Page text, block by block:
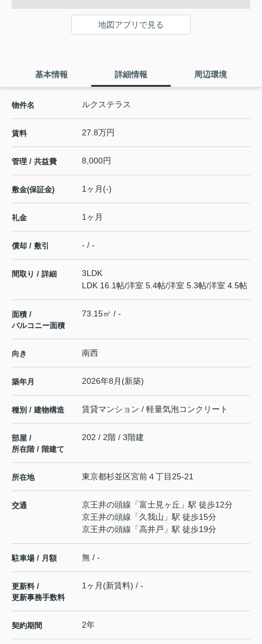
地図アプリで見る
基本情報 詳細情報 周辺環境
物件名 ルクステラス
賃料 27.8万円
管理 / 共益費 8,000円
敷金(保証金) 1ヶ月(-)
礼金 1ヶ月
償却 / 敷引 - / -
間取り / 詳細
3LDK
LDK 16.1帖/洋室 5.4帖/洋室 5.3帖/洋室 4.5帖
面積 /
バルコニー面積
73.15㎡ / -
向き 南西
築年月 2026年8月(新築)
種別 / 建物構造 賃貸マンション / 軽量気泡コンクリート
部屋 /
所在階 / 階建て
202 / 2階 / 3階建
所在地 東京都杉並区宮前４丁目25-21
交通 京王井の頭線 「富士見ヶ丘 」駅 徒歩12分
京王井の頭線 「久我山 」駅 徒歩15分
京王井の頭線 「高井戸 」駅 徒歩19分
駐車場 / 月額 無 / -
更新料 /
更新事務手数料
1ヶ月(新賃料) / -
契約期間 2年